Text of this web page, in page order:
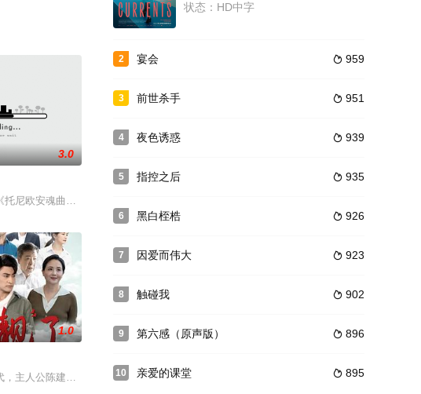
了，不知道父亲是谁，
领地。其中有一座清城，日本组织了一场“桌网球比赛
那蒙迪里 饰）在自己25岁生日这天，与医生卡文（阿南达·爱华灵咸 饰）一见钟情，就在
3.0
托尼欧安魂曲》改编，讲述了荷兰著名作家范德海伊顿的独生子托尼欧，在圣灵降临节的周
认定陆瑶瑶为了钱再次
和三个原本互相不认识的红军战士奉命将一个国民党军
are assigned h
1.0
，主人公陈建国回到家乡，凭借创新精神和不懈努力，将曾经“脏乱差”问题突出的家乡成功
状态：HD中字
2  959
宴会
3  951
前世杀手
4  939
夜色诱惑
5  935
指控之后
6  926
黑白桎梏
7  923
因爱而伟大
8  902
触碰我
9  896
第六感（原声版）
10  895
亲爱的课堂